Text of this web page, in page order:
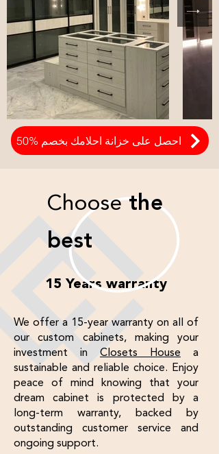
احصل على خزانة احلامك بخصم %50
15 Years warranty
We offer a 15-year warranty on all of
our custom cabinets, making your
investment in Closets House a
sustainable and reliable choice. Enjoy
peace of mind knowing that your
dream cabinet is protected by a
long-term warranty, backed by
outstanding customer service and
ongoing support.
Choosethe
best